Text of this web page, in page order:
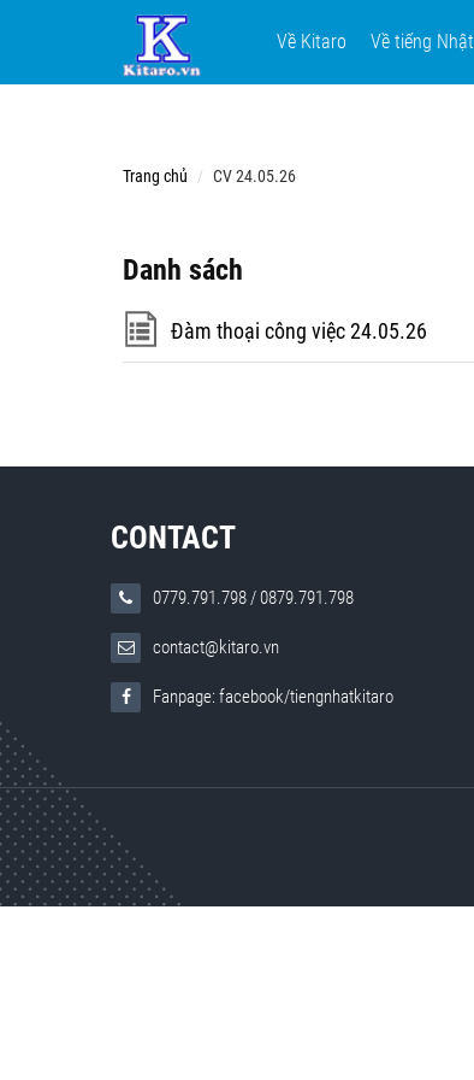
Về Kitaro Về tiếng Nhật
Trang chủ CV 24.05.26
Danh sách
Đàm thoại công việc 24.05.26
CONTACT
0779.791.798/0879.791.798
contact@kitaro.vn
Fanpage: facebook/tiengnhatkitaro